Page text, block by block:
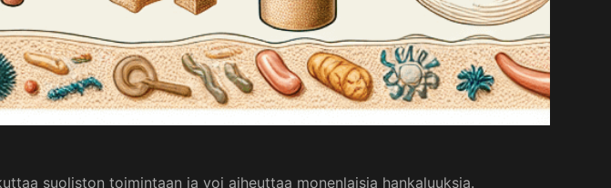
suoliston toimintaan ja voi aiheuttaa monenlaisia hankaluuksia.